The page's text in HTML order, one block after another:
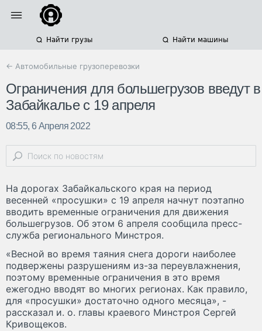
Найти грузы Найти машины
← Автомобильные грузоперевозки
Ограничения для большегрузов введут в
Забайкалье с 19 апреля
08:55, 6 Апреля 2022
На дорогах Забайкальского края на период
весенней «просушки» с 19 апреля начнут поэтапно
вводить временные ограничения для движения
большегрузов. Об этом 6 апреля сообщила пресс-
служба регионального Минстроя.
«Весной во время таяния снега дороги наиболее
подвержены разрушениям из-за переувлажнения,
поэтому временные ограничения в это время
ежегодно вводят во многих регионах. Как правило,
для «просушки» достаточно одного месяца», -
рассказал и. о. главы краевого Минстроя Сергей
Кривощеков.